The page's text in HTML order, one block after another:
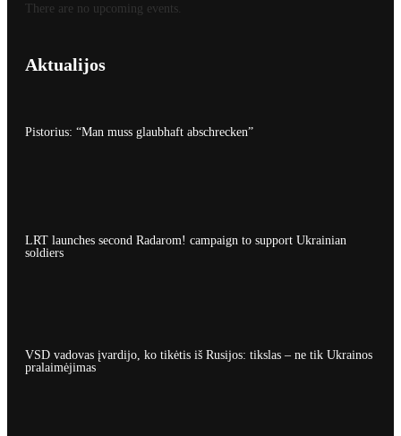
There are no upcoming events.
Aktualijos
Pistorius: “Man muss glaubhaft abschrecken”
LRT launches second Radarom! campaign to support Ukrainian
soldiers
VSD vadovas įvardijo, ko tikėtis iš Rusijos: tikslas – ne tik Ukrainos
pralaimėjimas